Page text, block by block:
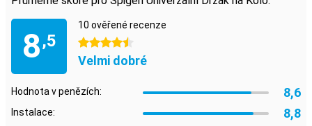
8,5
10 ověřené recenze
4.5 hvězdičky
Velmi dobré
Hodnota v penězích: 8,6
Instalace: 8,8